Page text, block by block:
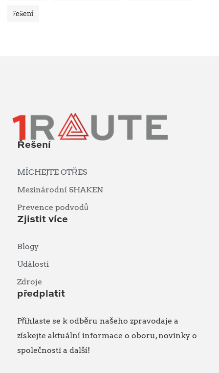
řešení
Řešení
MÍCHEJTE OTŘES
Mezinárodní SHAKEN
Prevence podvodů
Zjistit více
Blogy
Události
Zdroje
předplatit
Přihlaste se k odběru našeho zpravodaje a
získejte aktuální informace o oboru, novinky o
společnosti a další!